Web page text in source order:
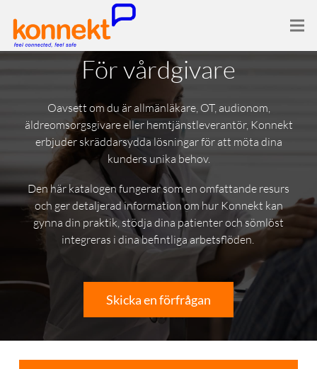
För vårdgivare
Oavsett om du är allmänläkare, OT, audionom,
äldreomsorgsgivare eller hemtjänstleverantör, Konnekt
erbjuder skräddarsydda lösningar för att möta dina
kunders unika behov.
Den här katalogen fungerar som en omfattande resurs
och ger detaljerad information om hur Konnekt kan
gynna din praktik, stödja dina patienter och sömlöst
integreras i dina befintliga arbetsflöden.
Skicka en förfrågan